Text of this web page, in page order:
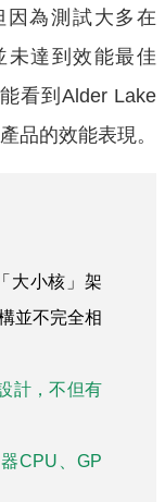
因為測試大多在
未達到效能最佳
看到Alder Lake
品的效能表現。
大小核」架
並不完全相
計，不但有
CPU、GP